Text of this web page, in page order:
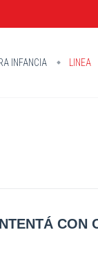
INFANCIA LINEA
CON